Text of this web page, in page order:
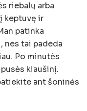
riebalų arba
keptuvę ir
patinka
nes tai padeda
Po minutės
kiaušinį.
ant šoninės